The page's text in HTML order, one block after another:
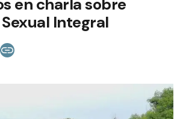
en charla sobre
Integral